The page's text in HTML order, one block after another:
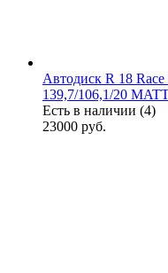
Автодиск R 18
139,7/106,1/20
Есть в наличии (4)
23000 руб.